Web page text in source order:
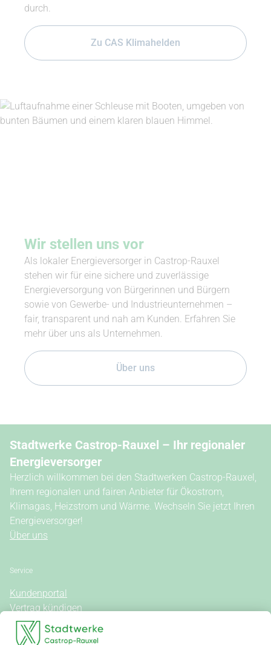
durch.
Zu CAS Klimahelden
Wir stellen uns vor
Als lokaler Energieversorger in Castrop-Rauxel
stehen wir für eine sichere und zuverlässige
Energieversorgung von Bürgerinnen und Bürgern
sowie von Gewerbe- und Industrieunternehmen –
fair, transparent und nah am Kunden. Erfahren Sie
mehr über uns als Unternehmen.
Über uns
Stadtwerke Castrop-Rauxel – Ihr regionaler
Energieversorger
Herzlich willkommen bei den Stadtwerken Castrop-Rauxel,
Ihrem regionalen und fairen Anbieter für Ökostrom,
Klimagas, Heizstrom und Wärme. Wechseln Sie jetzt Ihren
Energieversorger!
Über uns
Service
Kundenportal
Vertrag kündigen
Kontakt
Vertrag widerrufen